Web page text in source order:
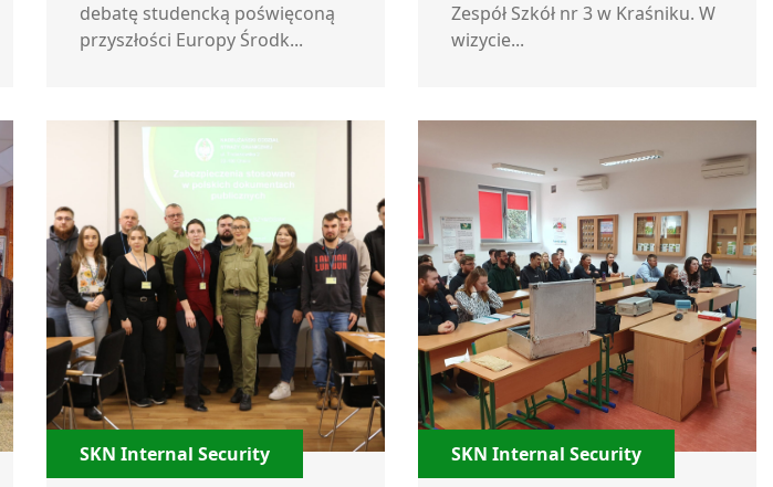
debatę studencką poświęconą
przyszłości Europy Środk...
Zespół Szkół nr 3 w Kraśniku. W
wizycie...
SKN Internal Security SKN Internal Security